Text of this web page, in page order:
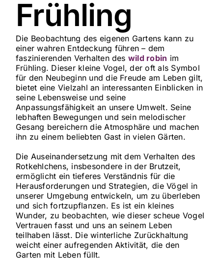
Frühling
Die Beobachtung des eigenen Gartens kann zu
einer wahren Entdeckung führen – dem
faszinierenden Verhalten des wild robin im
Frühling. Dieser kleine Vogel, der oft als Symbol
für den Neubeginn und die Freude am Leben gilt,
bietet eine Vielzahl an interessanten Einblicken in
seine Lebensweise und seine
Anpassungsfähigkeit an unsere Umwelt. Seine
lebhaften Bewegungen und sein melodischer
Gesang bereichern die Atmosphäre und machen
ihn zu einem beliebten Gast in vielen Gärten.
Die Auseinandersetzung mit dem Verhalten des
Rotkehlchens, insbesondere in der Brutzeit,
ermöglicht ein tieferes Verständnis für die
Herausforderungen und Strategien, die Vögel in
unserer Umgebung entwickeln, um zu überleben
und sich fortzupflanzen. Es ist ein kleines
Wunder, zu beobachten, wie dieser scheue Vogel
Vertrauen fasst und uns an seinem Leben
teilhaben lässt. Die winterliche Zurückhaltung
weicht einer aufregenden Aktivität, die den
Garten mit Leben füllt.